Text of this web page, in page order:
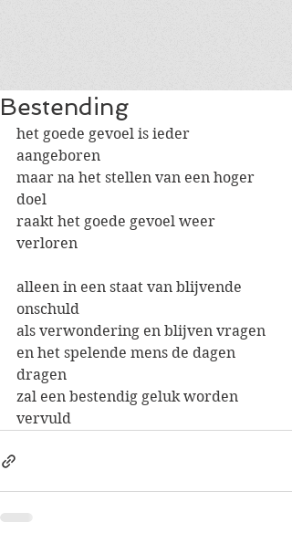
Bestending
het goede gevoel is ieder
aangeboren
maar na het stellen van een hoger
doel
raakt het goede gevoel weer
verloren
alleen in een staat van blijvende
onschuld
als verwondering en blijven vragen
en het spelende mens de dagen
dragen
zal een bestendig geluk worden
vervuld